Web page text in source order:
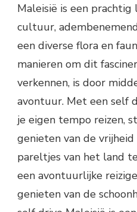
Maleisië is een
cultuur,
een diverse flora en
manieren om dit
verkennen, is door
avontuur. Met een self
je eigen tempo reizen,
genieten van de
pareltjes van het land
een avontuurlijke
genieten van de